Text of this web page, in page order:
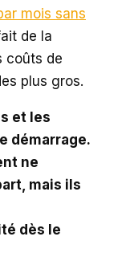
mois sans
de la
coûts de
plus gros.
et les
démarrage.
ne
mais ils
dès le